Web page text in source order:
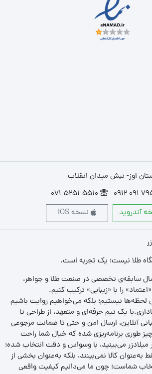
اوز- نبش میدان انقلاب
7958
071-5251-5510
آندروید
نسخه IOS
طلا نیست؛ یک تجربه‌ است.
سال‌ها پیش، با ۱۴ سال سابقه‌ی تخصصی در صنعت طلا و جواهر،
را با «زیبایی» ترکیب کنیم.
لحظه‌ها نیستیم؛ بلکه می‌خواهیم روایت باشیم
یک تیم حرفه‌ای و متعهد، از طراحی تا
آنلاین، ارسال امن و حتی تا ضمانت مرجوعی
طوری برنامه‌ریزی شده که خیال شما راحت
می‌بینید، با وسواس و دقت انتخاب شده؛
به‌عنوان کالا نمی‌بینند، بلکه به‌عنوان بخشی از
شماست؛ چون ما می‌دانیم کیفیت واقعی